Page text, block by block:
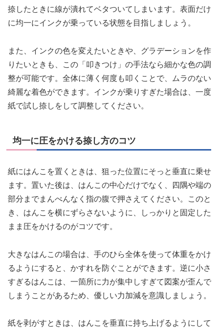
捺したときに線が潰れてベタついてしまいます。表面だけ
に均一にインクが乗っている状態を目指しましょう。
また、インクの色を変えたいときや、グラデーションを作
りたいときも、この「叩きつけ」の手法なら細かな色の調
整が可能です。全体に薄く何度も叩くことで、ムラのない
綺麗な着色ができます。インクが乗りすぎた場合は、一度
紙で試し捺しをして調整してください。
均一に圧をかける捺し方のコツ
紙にはんこを置くときは、狙った位置にそっと垂直に乗せ
ます。置いた後は、はんこの中心だけでなく、四隅や端の
部分までまんべんなく指の腹で押さえてください。このと
き、はんこを横にずらさないように、しっかりと固定した
まま圧をかけるのがコツです。
大きなはんこの場合は、手のひら全体を使って体重をかけ
るようにすると、かすれを防ぐことができます。逆に小さ
すぎるはんこは、一箇所に力が集中しすぎて図案が歪んで
しまうことがあるため、優しい力加減を意識しましょう。
紙を剥がすときは、はんこを垂直に持ち上げるようにして